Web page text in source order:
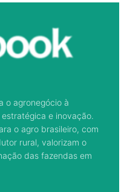
o agronegócio à
e inovação.
o agro brasileiro, com
rural, valorizam o
das fazendas em